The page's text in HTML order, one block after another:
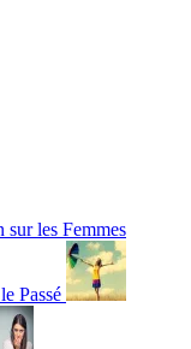
sur les Femmes
Passé